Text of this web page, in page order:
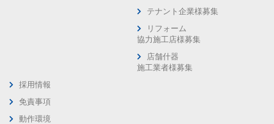
テナント企業様募集
リフォーム
協力施工店様募集
店舗什器
施工業者様募集
採用情報
免責事項
動作環境